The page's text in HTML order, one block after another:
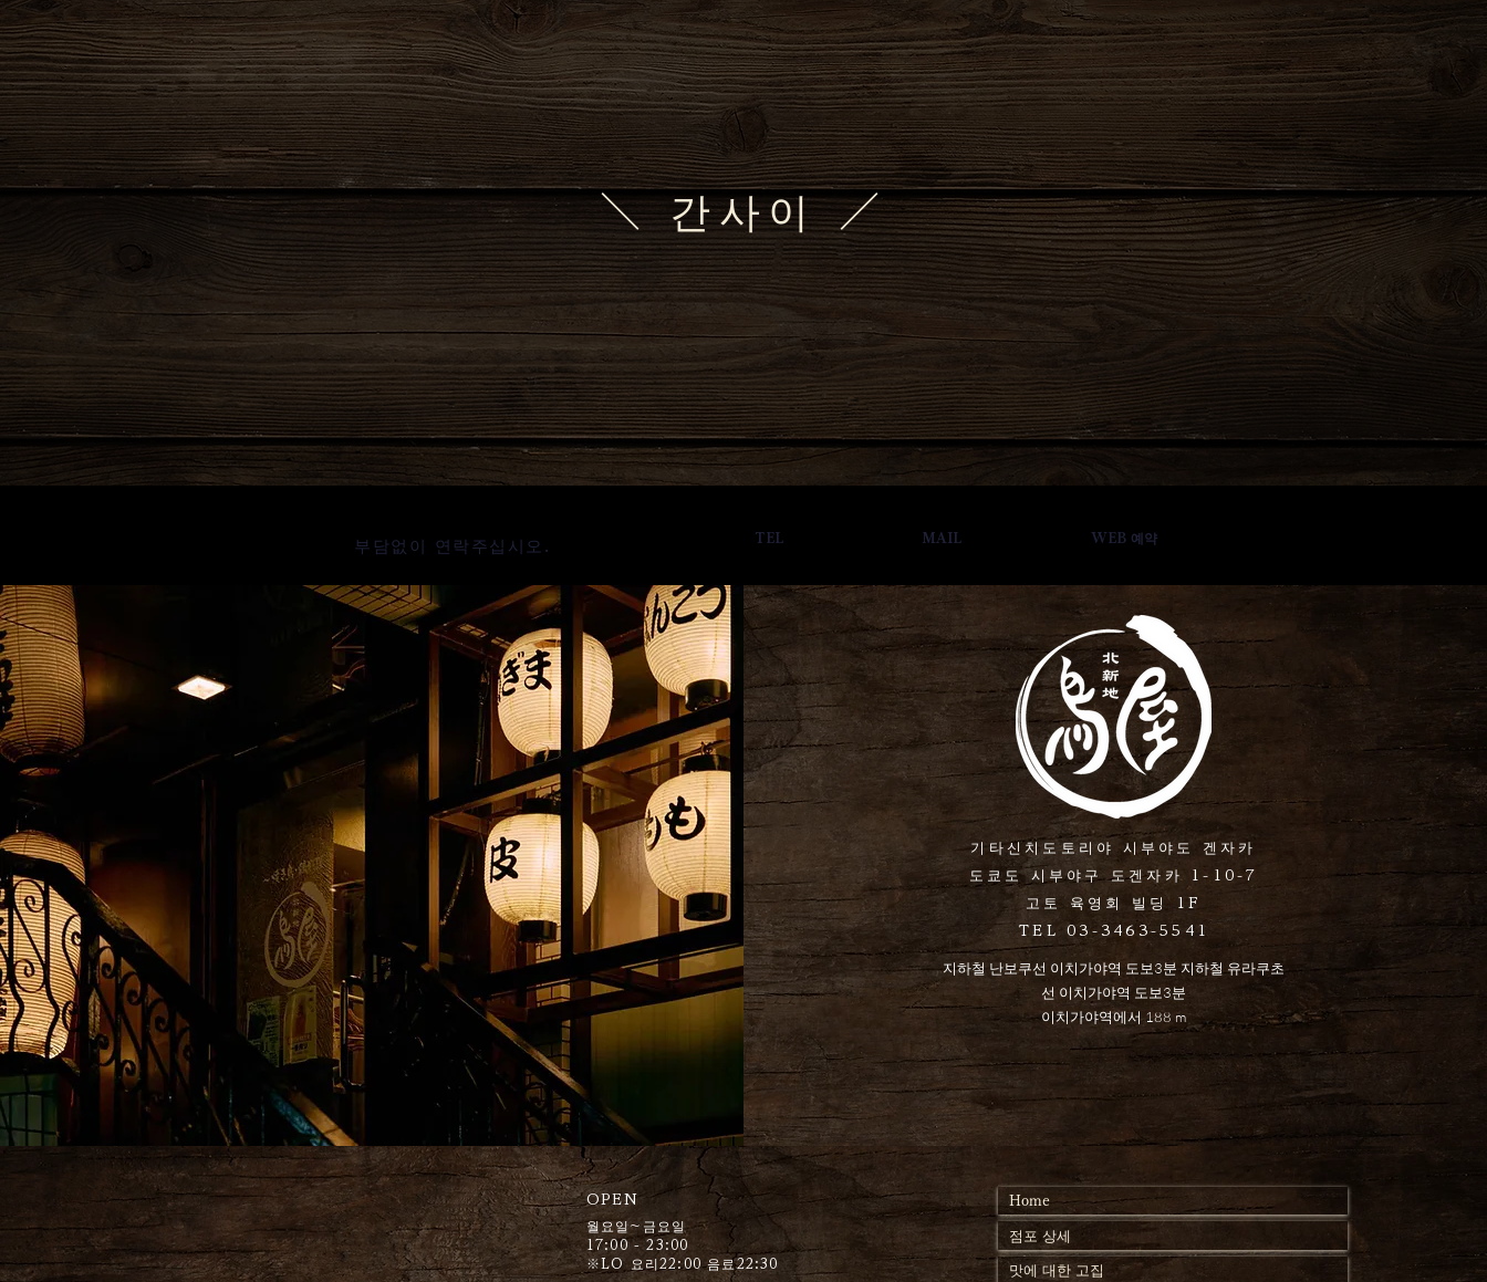
＼ 간사이 ／
부담없이 연락주십시오. TEL MAIL WEB 예약
기타신치도토리야 시부야도 겐자카
도쿄도 시부야구 도겐자카 1-10-7
고토 육영회 빌딩 1F
TEL 03-3463-5541
지하철 난보쿠선 이치가야역 도보3분 지하철 유라쿠초
선 이치가야역 도보3분
이치가야역에서 188 m
OPEN
월요일~금요일
17:00 - 23:00
※LO 요리22:00 음료22:30
Home
점포 상세
맛에 대한 고집